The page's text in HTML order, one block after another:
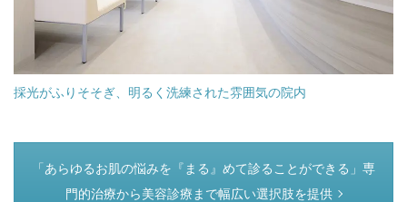
採光がふりそそぎ、明るく洗練された雰囲気の院内
つぎのページ
「あらゆるお肌の悩みを『まる』めて診ることができる」専
門的治療から美容診療まで幅広い選択肢を提供